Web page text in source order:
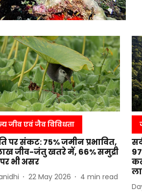
जीव एवं जैव विविधता
पर संकट: 75% जमीन प्रभावित,
जीव-जंतु खतरे में, 66% समुद्री
पर भी असर
22 May 2026 4 min read